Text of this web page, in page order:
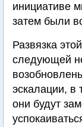
инициативе
затем были
Развязка
следующей
эскалации, в
они будут